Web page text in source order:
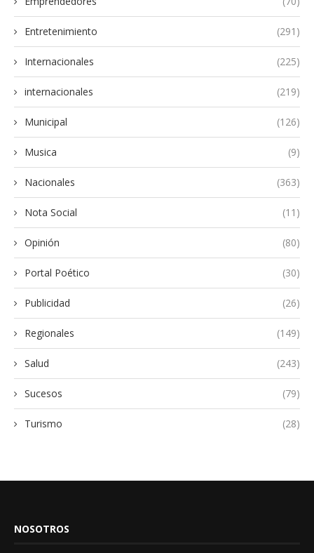
Entretenimiento (291)
Internacionales (225)
internacionales (219)
Municipal (126)
Musica (9)
Nacionales (363)
Nota Social (11)
Opinión (80)
Portal Poético (30)
Publicidad (26)
Regionales (149)
Salud (243)
Sucesos (79)
Turismo (28)
NOSOTROS